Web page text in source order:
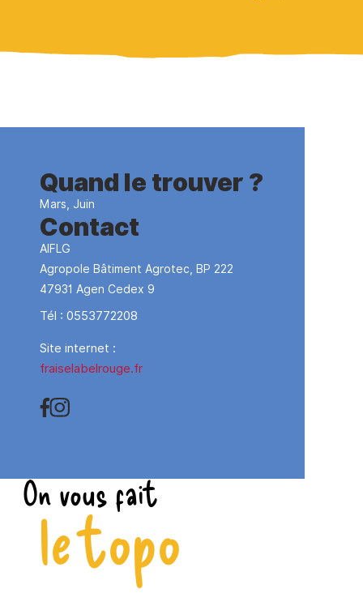
On vous fait
le topo
Quand le trouver ?
Mars, Juin
Contact
AIFLG
Agropole Bâtiment Agrotec, BP 222
47931 Agen Cedex 9
Tél :0553772208
Site internet :
fraiselabelrouge.fr